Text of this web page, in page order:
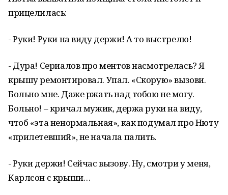
прицелилась:
- Руки! Руки на виду держи! А то выстрелю!
- Дура! Сериалов про ментов насмотрелась? Я
крышу ремонтировал. Упал. «Скорую» вызови.
Больно мне. Даже ржать над тобою не могу.
Больно! – кричал мужик, держа руки на виду,
чтоб «эта ненормальная», как подумал про Нюту
«прилетевший», не начала палить.
- Руки держи! Сейчас вызову. Ну, смотри у меня,
Карлсон с крыши…